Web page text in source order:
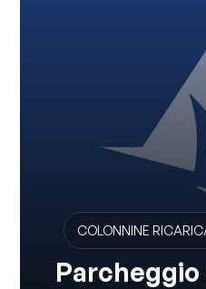
COLONNINE
Parcheggio